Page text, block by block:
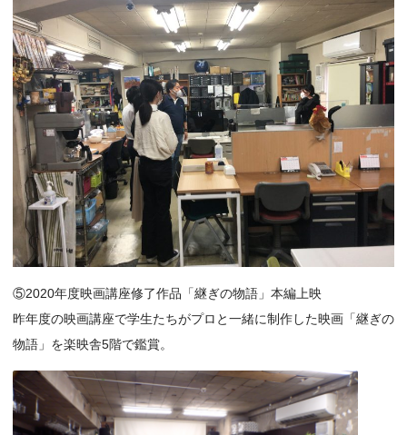
⑤2020年度映画講座修了作品「継ぎの物語」本編上映
昨年度の映画講座で学生たちがプロと一緒に制作した映画「継ぎの
物語」を楽映舎5階で鑑賞。